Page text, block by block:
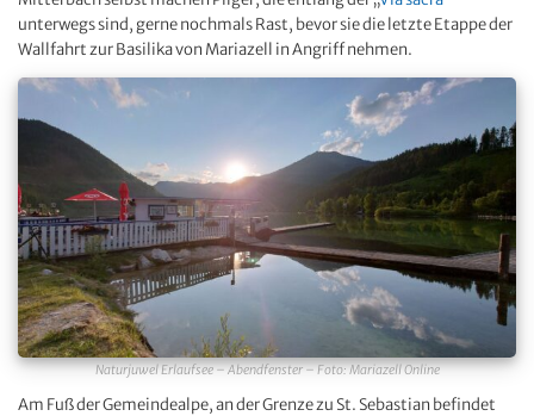
unterwegs sind, gerne nochmals Rast, bevor sie die letzte Etappe der
Wallfahrt zur Basilika von Mariazell in Angriff nehmen.
Naturjuwel Erlaufsee – Abendfenster – Foto: Mariazell Online
Am Fuß der Gemeindealpe, an der Grenze zu St. Sebastian befindet